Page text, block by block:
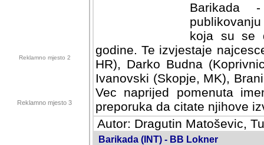
Reklamno mjesto 2
Reklamno mjesto 3
Barikada
koja su se
godine. Te izvjestaje
HR), Darko Budna
Ivanovski (Skopje, MK),
Vec naprijed pomenuta
preporuka da citate njihove
Autor: Dragutin Matoševic,
Barikada (INT) - BB Lokner